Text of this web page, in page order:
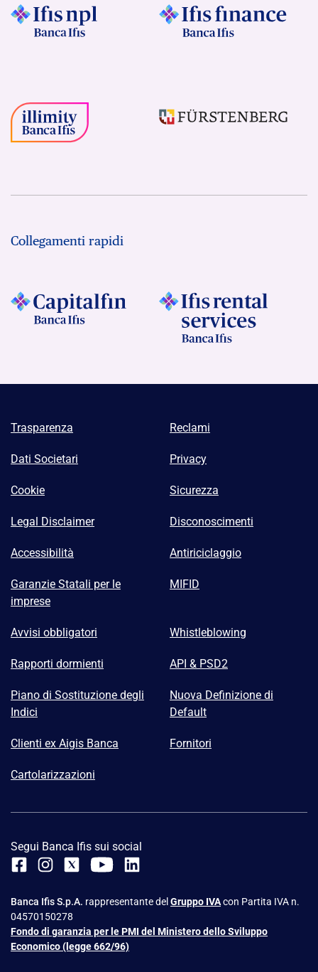
Collegamenti rapidi
Trasparenza Reclami
Dati Societari Privacy
Cookie Sicurezza
Legal Disclaimer Disconoscimenti
Accessibilità Antiriciclaggio
Garanzie Statali per le
imprese
MIFID
Avvisi obbligatori Whistleblowing
Rapporti dormienti API & PSD2
Piano di Sostituzione degli
Indici
Nuova Definizione di
Default
Clienti ex Aigis Banca Fornitori
Cartolarizzazioni
Segui Banca Ifis sui social
Banca Ifis S.p.A. rappresentante del Gruppo IVAcon Partita IVA n.
04570150278
Fondo di garanzia per le PMI del Ministero dello Sviluppo
Economico (legge 662/96)